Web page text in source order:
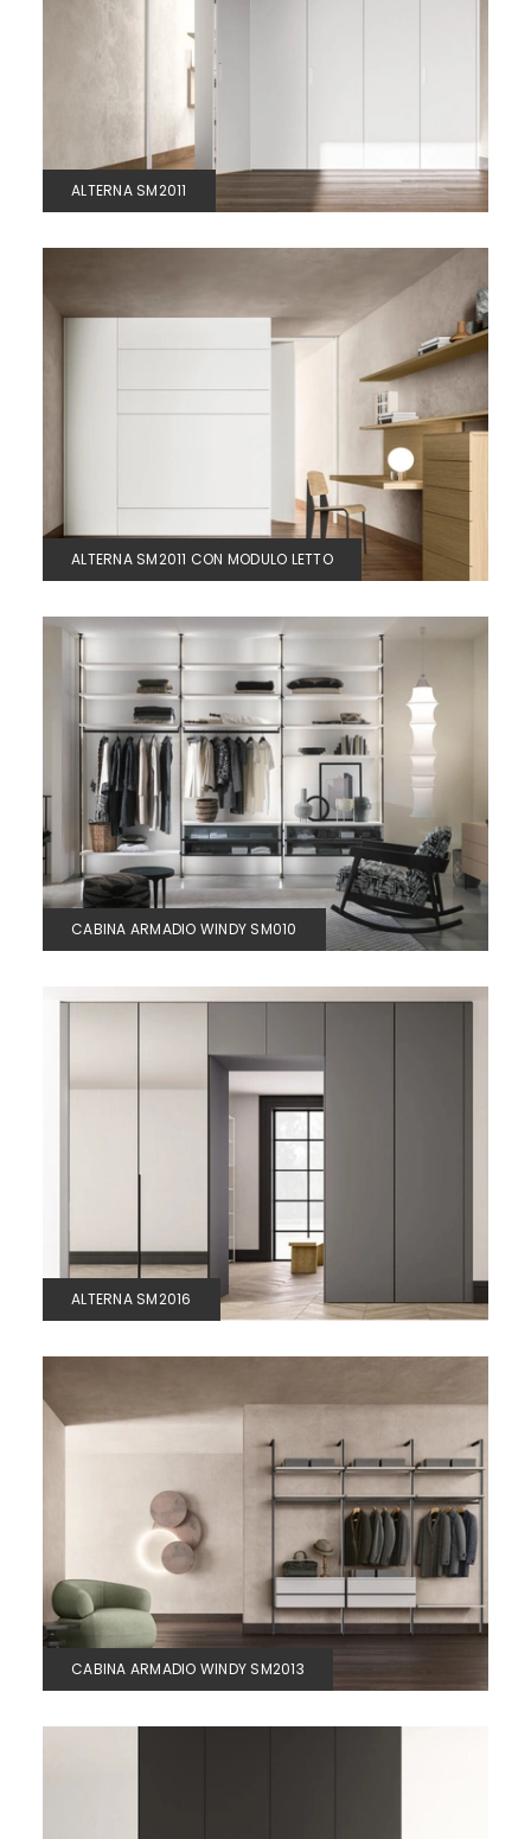
ALTERNA SM2011
ALTERNA SM2011 CON MODULO LETTO
CABINA ARMADIO WINDY SM010
ALTERNA SM2016
CABINA ARMADIO WINDY SM2013